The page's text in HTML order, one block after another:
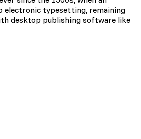
electronic typesetting, remaining
desktop publishing software like